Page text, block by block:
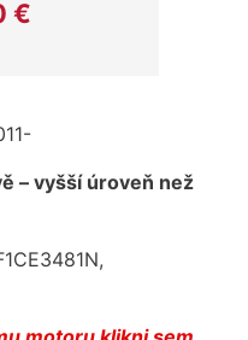
€
– vyšší úroveň než